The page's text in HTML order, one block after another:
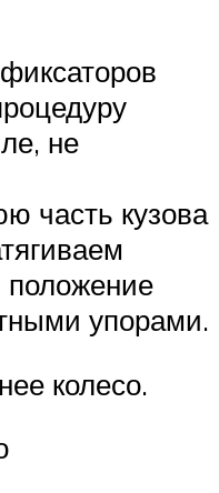
не
часть кузова
положение
упорами.
колесо.